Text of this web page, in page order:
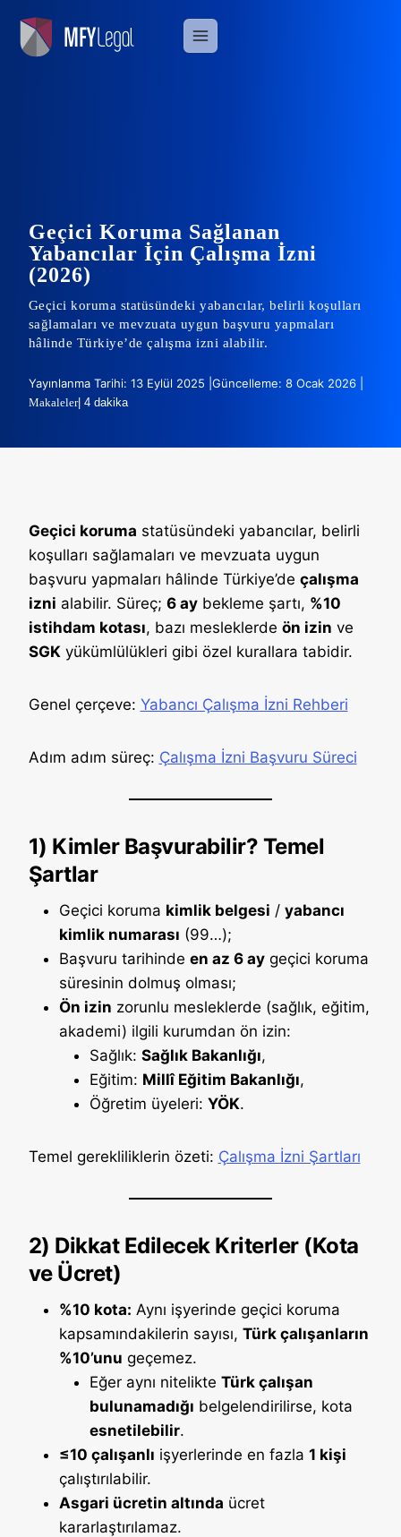
content
Geçici Koruma Sağlanan
Yabancılar İçin Çalışma İzni
(2026)
Geçici koruma statüsündeki yabancılar, belirli koşulları
sağlamaları ve mevzuata uygun başvuru yapmaları
hâlinde Türkiye’de çalışma izni alabilir.
Yayınlanma Tarihi: 13 Eylül 2025 | Güncelleme: 8 Ocak 2026 |
Makaleler| 4 dakika
Geçici koruma statüsündeki yabancılar, belirli
koşulları sağlamaları ve mevzuata uygun
başvuru yapmaları hâlinde Türkiye’de çalışma
izni alabilir. Süreç; 6 aybekleme şartı, %10
istihdam kotası, bazı mesleklerde ön izin ve
SGKyükümlülükleri gibi özel kurallara tabidir.
Genel çerçeve: Yabancı Çalışma İzni Rehberi
Adım adım süreç: Çalışma İzni Başvuru Süreci
1) Kimler Başvurabilir? Temel
Şartlar
Geçici koruma kimlik belgesi / yabancı
kimlik numarası (99…);
Başvuru tarihinde en az 6 aygeçici koruma
süresinin dolmuş olması;
Ön izin zorunlu mesleklerde (sağlık, eğitim,
akademi) ilgili kurumdan ön izin:
Sağlık: Sağlık Bakanlığı,
Eğitim: Millî Eğitim Bakanlığı,
Öğretim üyeleri: YÖK.
Temel gerekliliklerin özeti: Çalışma İzni Şartları
2) Dikkat Edilecek Kriterler (Kota
ve Ücret)
%10 kota: Aynı işyerinde geçici koruma
kapsamındakilerin sayısı, Türk çalışanların
%10’unu geçemez.
Eğer aynı nitelikte Türk çalışan
bulunamadığı belgelendirilirse, kota
esnetilebilir.
≤10 çalışanlı işyerlerinde en fazla 1 kişi
çalıştırılabilir.
Asgari ücretin altında ücret
kararlaştırılamaz.